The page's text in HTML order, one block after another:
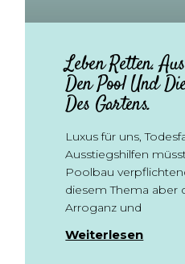
Leben Retten.
Den Pool Und
Des Gartens.
Luxus für uns,
Ausstiegshilfen
Poolbau
diesem Thema aber
Arroganz und
Weiterlesen